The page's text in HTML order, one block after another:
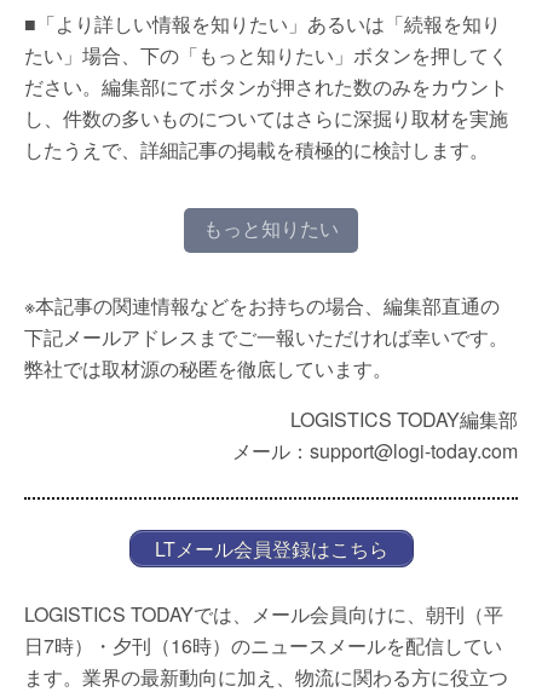
■「より詳しい情報を知りたい」あるいは「続報を知り
たい」場合、下の「もっと知りたい」ボタンを押してく
ださい。編集部にてボタンが押された数のみをカウント
し、件数の多いものについてはさらに深掘り取材を実施
したうえで、詳細記事の掲載を積極的に検討します。
もっと知りたい
※本記事の関連情報などをお持ちの場合、編集部直通の
下記メールアドレスまでご一報いただければ幸いです。
弊社では取材源の秘匿を徹底しています。
LOGISTICS TODAY編集部
メール：support@logi-today.com
LTメール会員登録はこちら
LOGISTICS TODAYでは、メール会員向けに、朝刊（平
日7時）・夕刊（16時）のニュースメールを配信してい
ます。業界の最新動向に加え、物流に関わる方に役立つ